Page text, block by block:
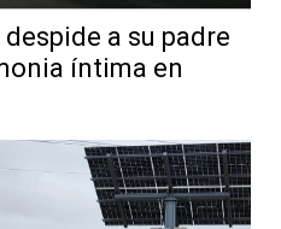
a su padre
íntima en